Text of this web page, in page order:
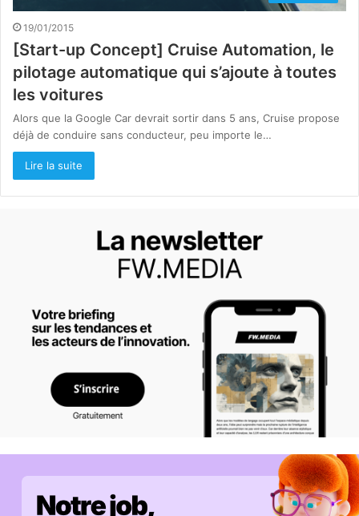
19/01/2015
[Start-up Concept] Cruise Automation, le
pilotage automatique qui s’ajoute à toutes
les voitures
Alors que la Google Car devrait sortir dans 5 ans, Cruise propose
déjà de conduire sans conducteur, peu importe le…
Lire la suite